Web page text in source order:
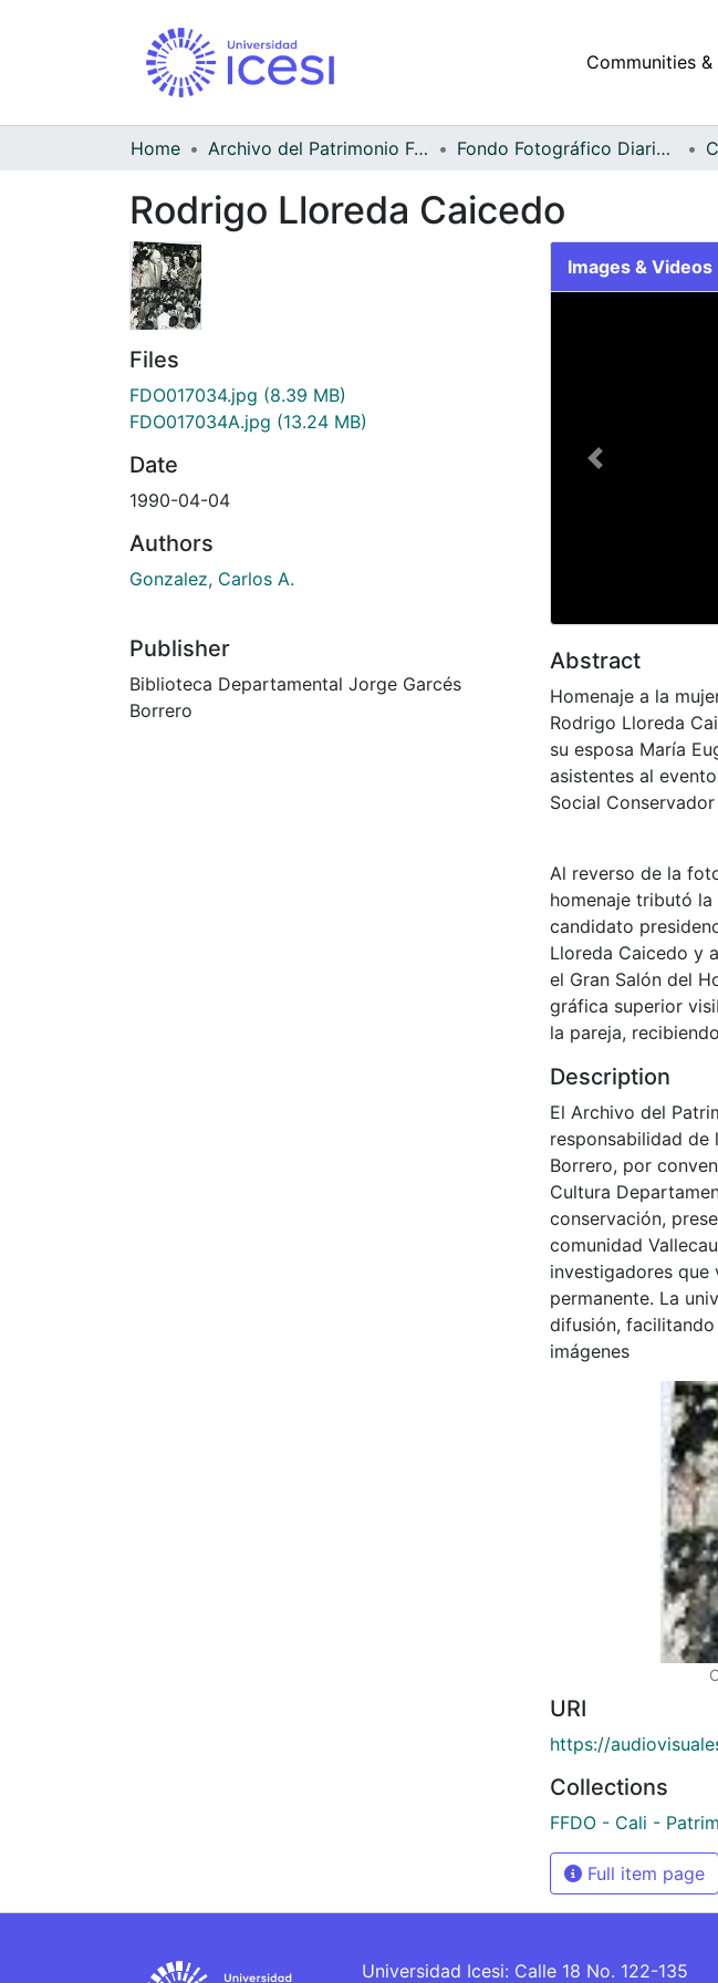
Communities
Home Archivo del Patrimonio Fotográfico y Fílmico del Valle del Cauca Fondo Fotográfico Diario Occidente
Rodrigo Lloreda Caicedo
Files
FDO017034.jpg (8.39 MB)
FDO017034A.jpg (13.24 MB)
Date
1990-04-04
Authors
Gonzalez, Carlos A.
Publisher
Biblioteca Departamental Jorge Garcés
Borrero
Images & Videos
Previous
Abstract
Homenaje a la
Rodrigo Lloreda
su esposa María
asistentes al
Social
Al reverso de la
homenaje tributó
candidato
Lloreda Caicedo y
el Gran Salón del
gráfica superior
la pareja,
Description
El Archivo del
responsabilidad de
Borrero, por
Cultura
conservación,
comunidad
investigadores que
permanente. La
difusión,
imágenes
URI
https://
Collections
FFDO - Cali -
Full item page
Universidad Icesi: Calle 18 No. 122-135